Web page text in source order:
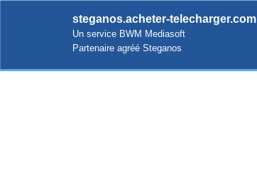
steganos.acheter-telecharger.com
Un service BWM Mediasoft
Partenaire agréé Steganos